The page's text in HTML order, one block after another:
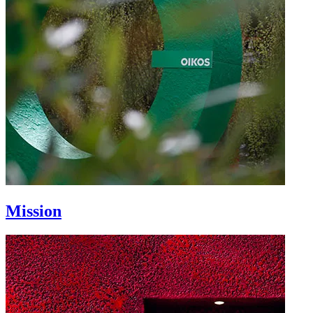
Mission